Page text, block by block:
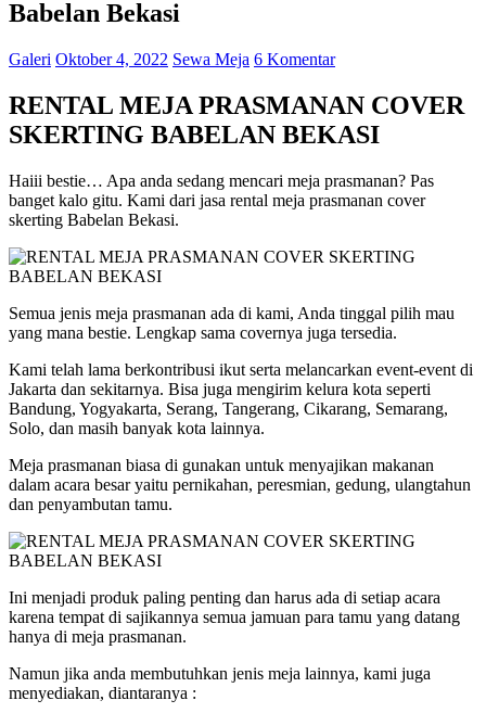
Babelan Bekasi
Galeri Oktober 4, 2022 Sewa Meja 6 Komentar
RENTAL MEJA PRASMANAN COVER
SKERTING BABELAN BEKASI
Haiii bestie… Apa anda sedang mencari meja prasmanan? Pas
banget kalo gitu. Kami dari jasa rental meja prasmanan cover
skerting Babelan Bekasi.
Semua jenis meja prasmanan ada di kami, Anda tinggal pilih mau
yang mana bestie. Lengkap sama covernya juga tersedia.
Kami telah lama berkontribusi ikut serta melancarkan event-event di
Jakarta dan sekitarnya. Bisa juga mengirim kelura kota seperti
Bandung, Yogyakarta, Serang, Tangerang, Cikarang, Semarang,
Solo, dan masih banyak kota lainnya.
Meja prasmanan biasa di gunakan untuk menyajikan makanan
dalam acara besar yaitu pernikahan, peresmian, gedung, ulangtahun
dan penyambutan tamu.
Ini menjadi produk paling penting dan harus ada di setiap acara
karena tempat di sajikannya semua jamuan para tamu yang datang
hanya di meja prasmanan.
Namun jika anda membutuhkan jenis meja lainnya, kami juga
menyediakan, diantaranya :